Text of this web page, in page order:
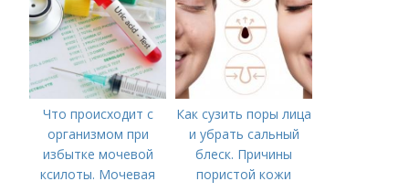
Что происходит с
организмом при
избытке мочевой
ксилоты. Мочевая
Как сузить поры лица
и убрать сальный
блеск. Причины
пористой кожи